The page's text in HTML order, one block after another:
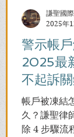
警示帳
2025最
不起訴
帳戶被凍結
久？謙聖律
除 4 步驟流
謙聖國
2025年